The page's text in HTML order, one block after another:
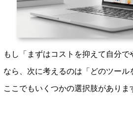
もし「まずはコストを抑えて自分で
なら、次に考えるのは「どのツール
ここでもいくつかの選択肢がありま